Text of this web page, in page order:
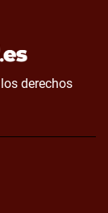
derechos